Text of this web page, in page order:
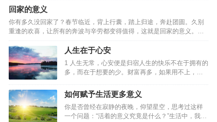
前，这对老夫妻养育两个儿子一个女儿，有着体面
而有尊严的职业：老爷子是重点中学的老师，患有
日里，老两口相互…
回家的意义
你有多久没回家了？春节临近，背上行囊，踏上归途，奔赴团圆。久别
重逢的欢喜，让所有的奔波与辛劳都变得值得，这就是回家的意义。…
人生在于心安
1 人生无常，心安便是归宿人生的快乐不在于拥有的
多，而在于想要的少。财富再多，如果用不上，也
自己需要什么，需要多少，然后再去追求。有目的
地寻找，总要比无目的地获取能给人们更大的幸福
感。2 生命的意义在于让别人快乐人生的真正意义不
在于长度，而在于质量。人生的质量不在于拥有多
如何赋予生活更多意义
你是否曾经在寂静的夜晚，仰望星空，思考过这样
一个问题：“活着的意义究竟是什么？”生活中，我们